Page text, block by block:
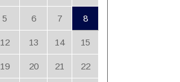
5 6 7 8
12 13 14 15
19 20 21 22